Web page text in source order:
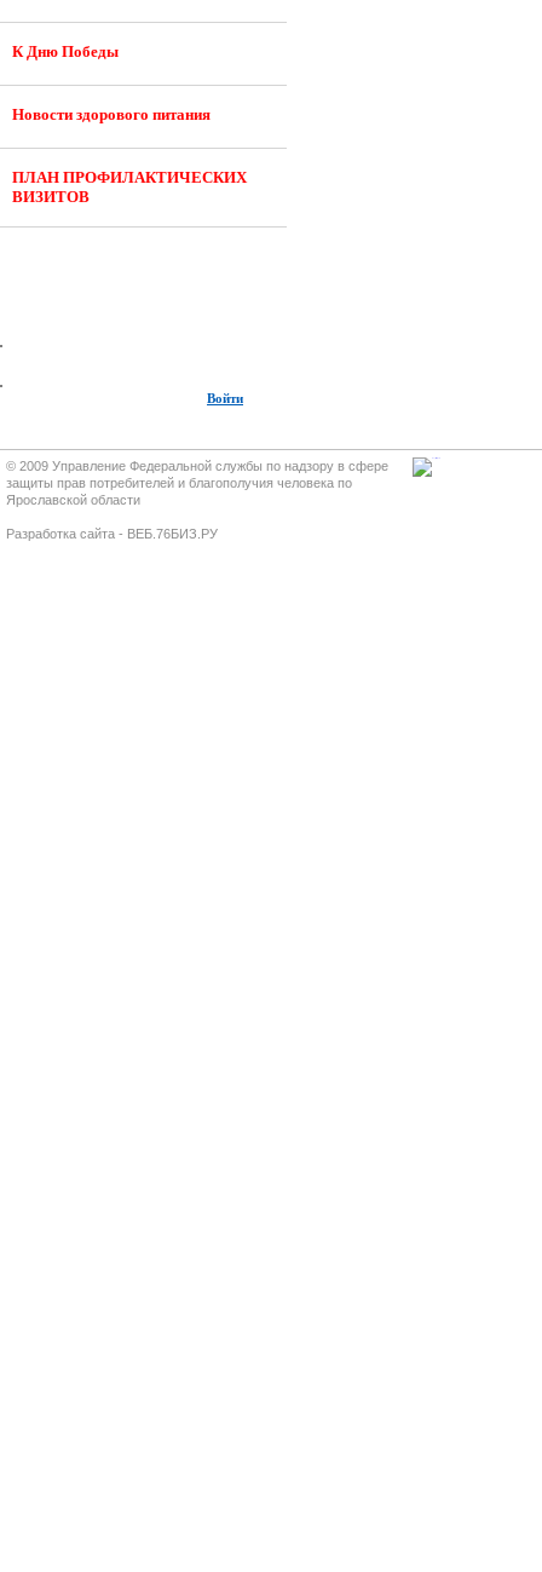
К Дню Победы
Новости здорового питания
ПЛАН ПРОФИЛАКТИЧЕСКИХ
ВИЗИТОВ
Войти
© 2009 Управление Федеральной службы по надзору в сфере
защиты прав потребителей и благополучия человека по
Ярославской области
Разработка сайта - ВЕБ.76БИЗ.РУ